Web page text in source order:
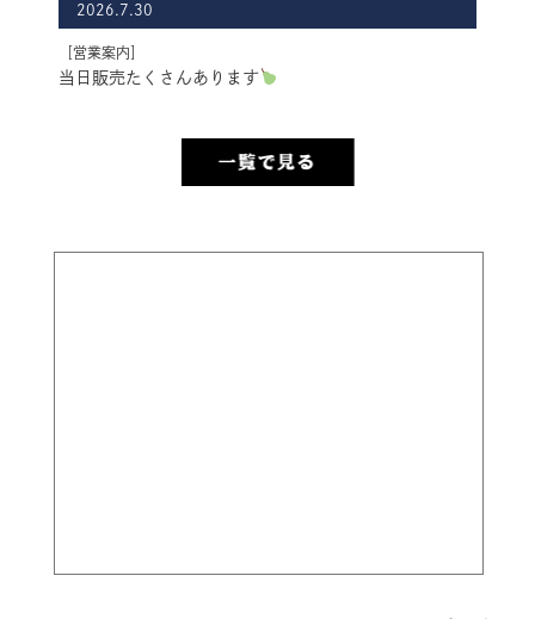
2026.7.30
［営業案内］
当日販売たくさんあります